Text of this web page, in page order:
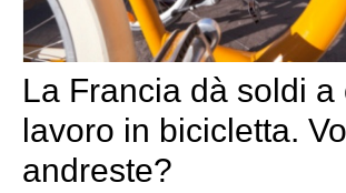
La Francia dà soldi a
lavoro in bicicletta.
andreste?